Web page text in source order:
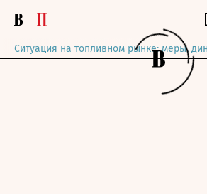
Ситуация на топливном рынке: меры,